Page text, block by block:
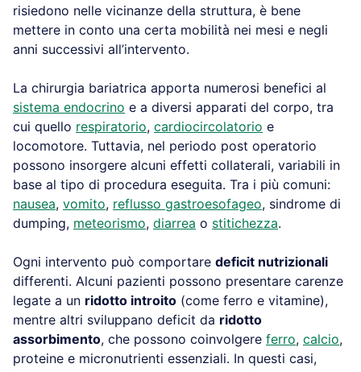
risiedono nelle vicinanze della struttura, è bene
mettere in conto una certa mobilità nei mesi e negli
anni successivi all’intervento.
La chirurgia bariatrica apporta numerosi benefici al
sistema endocrino e a diversi apparati del corpo, tra
cui quello respiratorio, cardiocircolatorio e
locomotore. Tuttavia, nel periodo post operatorio
possono insorgere alcuni effetti collaterali, variabili in
base al tipo di procedura eseguita. Tra i più comuni:
nausea, vomito, reflusso gastroesofageo, sindrome di
dumping, meteorismo, diarrea o stitichezza.
Ogni intervento può comportare deficit nutrizionali
differenti. Alcuni pazienti possono presentare carenze
legate a un ridotto introito (come ferro e vitamine),
mentre altri sviluppano deficit da ridotto
assorbimento, che possono coinvolgere ferro, calcio,
proteine e micronutrienti essenziali. In questi casi,